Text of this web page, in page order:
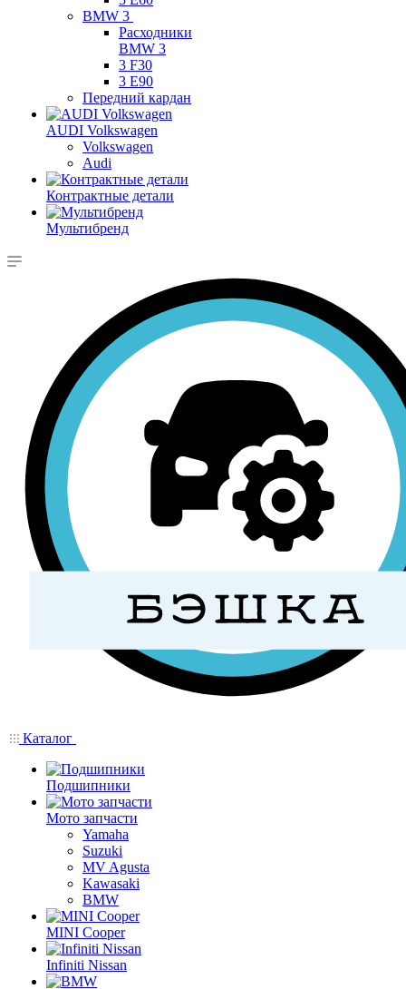
BMW 3
Расходники
BMW 3
3 F30
3 E90
Передний кардан
AUDI Volkswagen
Volkswagen
Audi
Контрактные детали
Мультибренд
Каталог
Подшипники
Мото запчасти
Yamaha
Suzuki
MV Agusta
Kawasaki
BMW
MINI Cooper
Infiniti Nissan